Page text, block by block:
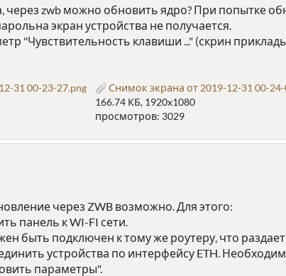
через zwb можно обновить ядро? При попытке
экран устройства не получается.
"Чувствительность клавиши ..." (скрин
31 00-23-27.png
Снимок экрана от 2019-12-31 00-24-
166.74 КБ, 1920x1080
просмотров: 3029
через ZWB возможно. Для этого:
панель к WI-FI сети.
быть подключен к тому же роутеру, что раздает
устройства по интерфейсу ETH.
параметры".